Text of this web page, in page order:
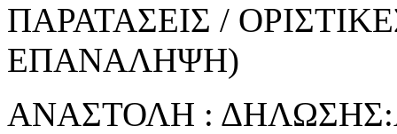
ΠΑΡΑΤΑΣΕΙΣ /
ΕΠΑΝΑΛΗΨΗ)
ΑΝΑΣΤΟΛΗ :